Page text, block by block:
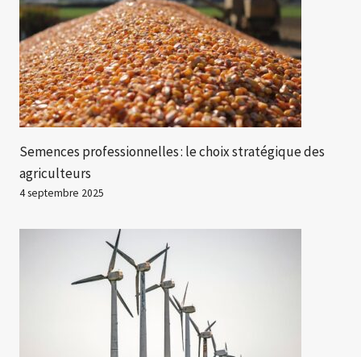
Semences professionnelles : le choix stratégique des
agriculteurs
4 septembre 2025